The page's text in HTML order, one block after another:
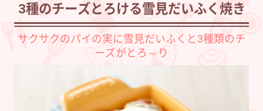
と
け
3種のチーズとろける雪見だいふく焼き
サクサクのパイの実に雪見だいふくと3種類のチ
ーズがとろ～り